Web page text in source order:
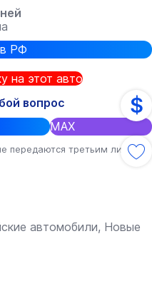
РФ
на этот авто
вопрос
MAX
передаются третьим лицам
автомобили, Новые
$